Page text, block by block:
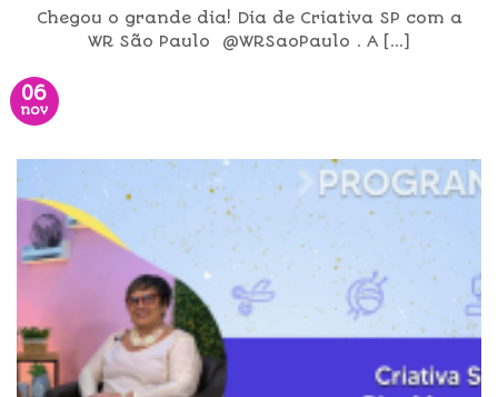
Chegou o grande dia! Dia de Criativa SP com a
WR São Paulo @WRSaoPaulo . A [...]
06
nov